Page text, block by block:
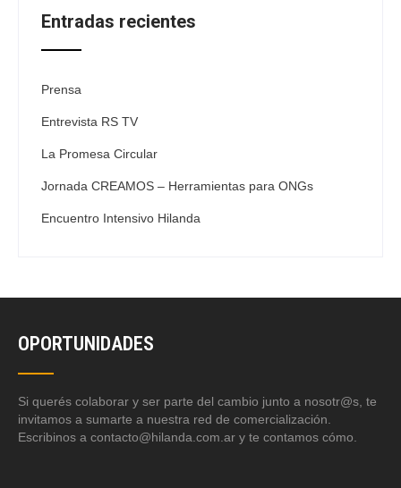
Entradas recientes
Prensa
Entrevista RS TV
La Promesa Circular
Jornada CREAMOS – Herramientas para ONGs
Encuentro Intensivo Hilanda
OPORTUNIDADES
Si querés colaborar y ser parte del cambio junto a nosotr@s, te
invitamos a sumarte a nuestra red de comercialización.
Escribinos a contacto@hilanda.com.ar y te contamos cómo.